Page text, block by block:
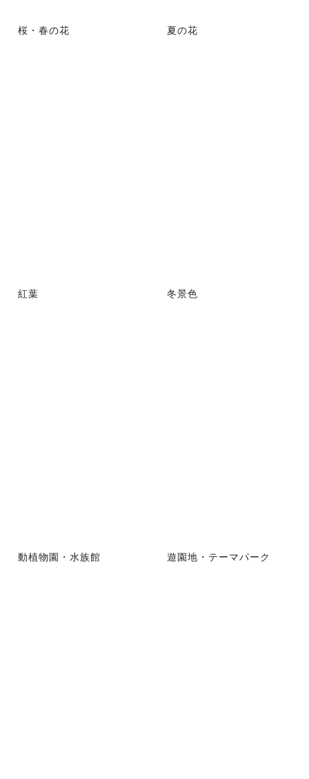
桜・春の花 夏の花
紅葉 冬景色
動植物園・水族館 遊園地・テーマパーク